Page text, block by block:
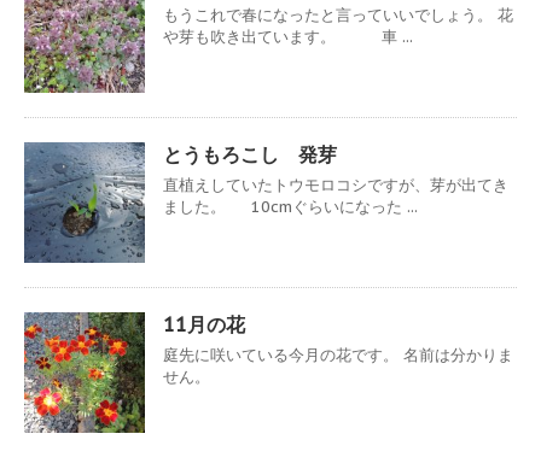
もうこれで春になったと言っていいでしょう。 花
や芽も吹き出ています。 車 ...
とうもろこし 発芽
直植えしていたトウモロコシですが、芽が出てき
ました。 10cmぐらいになった ...
11月の花
庭先に咲いている今月の花です。 名前は分かりま
せん。